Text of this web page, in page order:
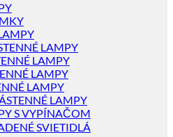
LAMPY
LAMPY
LAMPY
LAMPY
LAMPY
S VYPÍNAČOM
SVIETIDLÁ